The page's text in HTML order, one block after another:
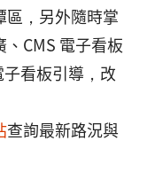
區，另外隨時掌
CMS 電子看板
看板引導，改
查詢最新路況與